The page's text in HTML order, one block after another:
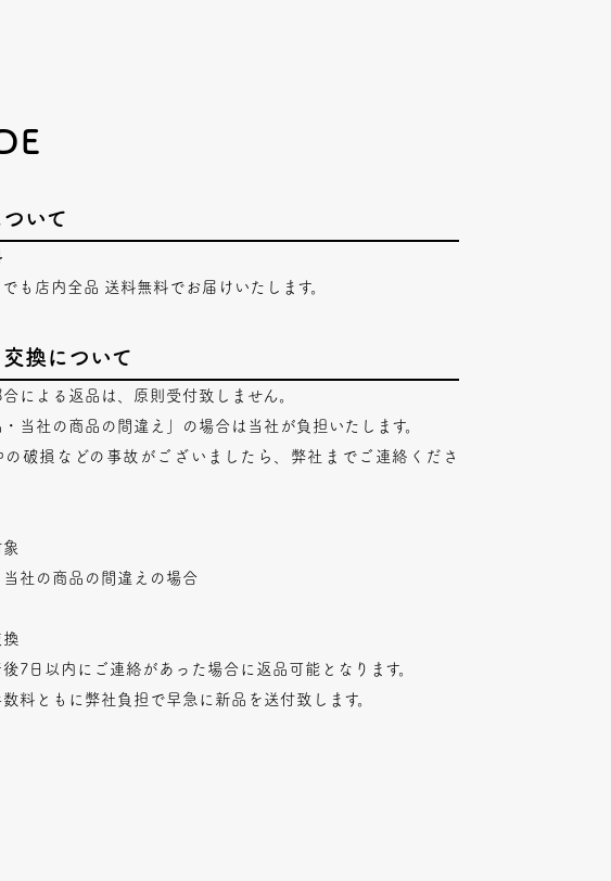
いて
も店内全品 送料無料でお届けいたします。
換について
合による返品は、原則受付致しません。
・当社の商品の間違え」の場合は当社が負担いたします。
の破損などの事故がございましたら、弊社までご連絡くださ
当社の商品の間違えの場合
換
7日以内にご連絡があった場合に返品可能となります。
料ともに弊社負担で早急に新品を送付致します。